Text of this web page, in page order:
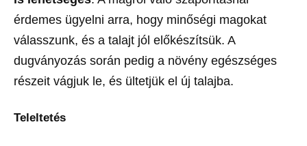
érdemes ügyelni arra, hogy minőségi magokat
válasszunk, és a talajt jól előkészítsük. A
dugványozás során pedig a növény egészséges
részeit vágjuk le, és ültetjük el új talajba.
Teleltetés